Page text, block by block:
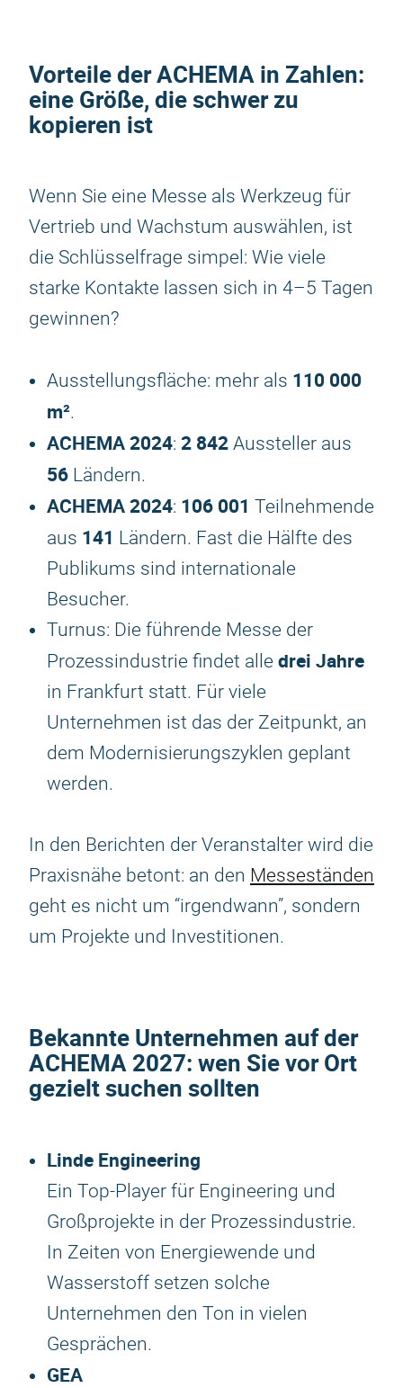
Vorteile derACHEMA in Zahlen:
eine Größe, die schwer zu
kopieren ist
Wenn Sie eine Messe als Werkzeug für
Vertrieb und Wachstum auswählen, ist
die Schlüsselfrage simpel: Wie viele
starke Kontakte lassen sich in 4–5 Tagen
gewinnen?
Ausstellungsfläche: mehr als 110 000
m².
ACHEMA2024: 2 842 Aussteller aus
56 Ländern.
ACHEMA2024: 106 001 Teilnehmende
aus 141 Ländern. Fast die Hälfte des
Publikums sind internationale
Besucher.
Turnus: Die führende Messe der
Prozessindustrie findet alle drei Jahre
in Frankfurt statt. Für viele
Unternehmen ist das der Zeitpunkt, an
dem Modernisierungszyklen geplant
werden.
In den Berichten der Veranstalter wird die
Praxisnähe betont: an den Messeständen
geht es nicht um “irgendwann”, sondern
um Projekte und Investitionen.
Bekannte Unternehmen auf der
ACHEMA 2027: wen Sie vor Ort
gezielt suchen sollten
Linde Engineering
Ein Top-Player für Engineering und
Großprojekte in der Prozessindustrie.
In Zeiten von Energiewende und
Wasserstoff setzen solche
Unternehmen den Ton in vielen
Gesprächen.
GEA